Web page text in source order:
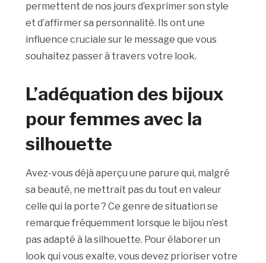
permettent de nos jours d’exprimer son style
et d’affirmer sa personnalité. Ils ont une
influence cruciale sur le message que vous
souhaitez passer à travers votre look.
L’adéquation des bijoux
pour femmes avec la
silhouette
Avez-vous déjà aperçu une parure qui, malgré
sa beauté, ne mettrait pas du tout en valeur
celle qui la porte ? Ce genre de situation se
remarque fréquemment lorsque le bijou n’est
pas adapté à la silhouette. Pour élaborer un
look qui vous exalte, vous devez prioriser votre